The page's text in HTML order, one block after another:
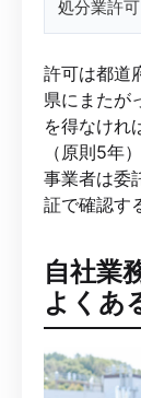
処分業許可
許可は都道
県にまたが
を得なけれ
（原則5年
事業者は委
証で確認す
自社業
よくあ